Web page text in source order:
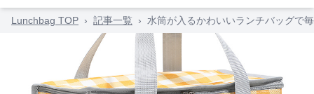
Lunchbag TOP › 記事一覧 › 水筒が入るかわいいランチバッグで